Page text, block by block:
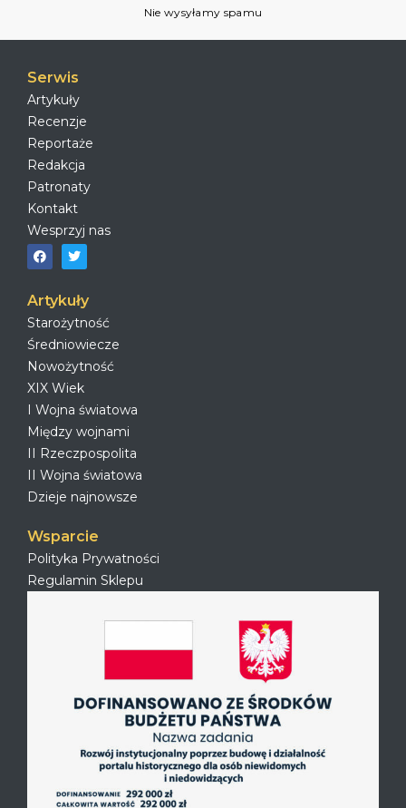
Nie wysyłamy spamu
Serwis
Artykuły
Recenzje
Reportaże
Redakcja
Patronaty
Kontakt
Wesprzyj nas
Artykuły
Starożytność
Średniowiecze
Nowożytność
XIX Wiek
I Wojna światowa
Między wojnami
II Rzeczpospolita
II Wojna światowa
Dzieje najnowsze
Wsparcie
Polityka Prywatności
Regulamin Sklepu